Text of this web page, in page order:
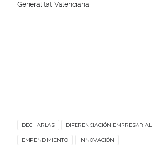
Generalitat Valenciana
DECHARLAS DIFERENCIACIÓN EMPRESARIAL
EMPENDIMIENTO INNOVACIÓN